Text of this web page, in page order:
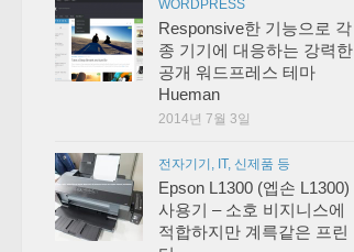
WORDPRESS
Responsive한 기능으로 각
종 기기에 대응하는 강력한
공개 워드프레스 테마
Hueman
2014년 7월 3일
전자기기, IT, 신제품 등
Epson L1300 (엡손 L1300)
사용기 – 소호 비지니스에
적합하지만 계륵같은 프린